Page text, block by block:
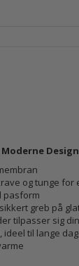
Design
og tunge for
pasform
greb på
tilpasser sig
til lange